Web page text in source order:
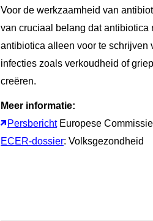
Voor de werkzaamheid van
van cruciaal belang dat
antibiotica alleen voor te schrijven
infecties zoals verkoudheid of
creëren.
Meer informatie:
PersberichtEuropese Commissie
ECER-dossier: Volksgezondheid